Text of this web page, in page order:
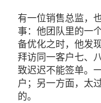
有一位销售总监，
事：他团队里的一
备优化之时，他发
拜访同一客户七、
致迟迟不能签单。
户；另一方面，太
的。